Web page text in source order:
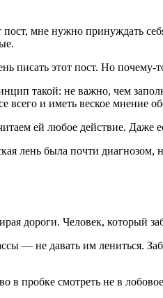
мне нужно принуждать
писать этот пост. Но почему-
такой: не важно, чем
всего и иметь веское мнение
ей любое действие. Даже
лень была почти диагнозом,
дороги. Человек, который
— не давать им лениться.
в пробке смотреть не в